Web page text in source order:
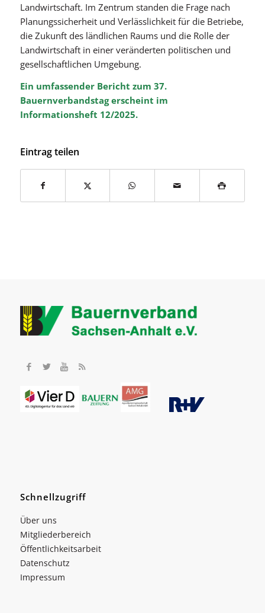
Landwirtschaft. Im Zentrum standen die Frage nach
Planungssicherheit und Verlässlichkeit für die Betriebe,
die Zukunft des ländlichen Raums und die Rolle der
Landwirtschaft in einer veränderten politischen und
gesellschaftlichen Umgebung.
Ein umfassender Bericht zum 37.
Bauernverbandstag erscheint im
Informationsheft 12/2025.
Eintrag teilen
Schnellzugriff
Über uns
Mitgliederbereich
Öffentlichkeitsarbeit
Datenschutz
Impressum